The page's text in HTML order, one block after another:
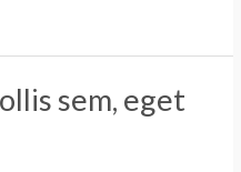
sem, eget